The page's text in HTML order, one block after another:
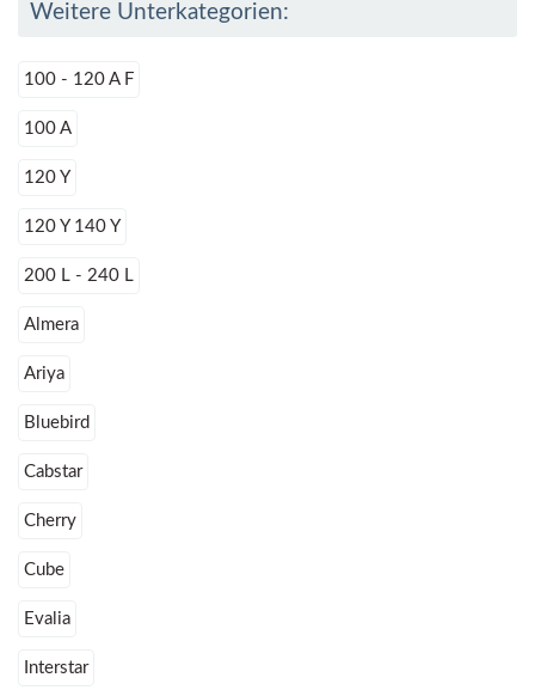
Weitere Unterkategorien:
100 - 120 A F
100 A
120 Y
120 Y 140 Y
200 L - 240 L
Almera
Ariya
Bluebird
Cabstar
Cherry
Cube
Evalia
Interstar